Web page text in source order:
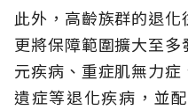
此外，高齡族群的退
更將保障範圍擴大至
元疾病、重症肌無力
遺症等退化疾病，並